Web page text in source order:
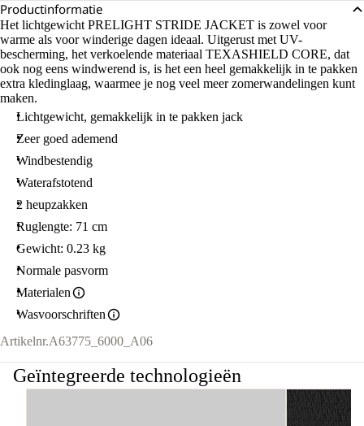
Productinformatie
Het lichtgewicht PRELIGHT STRIDE JACKET is zowel voor
warme als voor winderige dagen ideaal. Uitgerust met UV-
bescherming, het verkoelende materiaal TEXASHIELD CORE, dat
ook nog eens windwerend is, is het een heel gemakkelijk in te pakken
extra kledinglaag, waarmee je nog veel meer zomerwandelingen kunt
maken.
Lichtgewicht, gemakkelijk in te pakken jack
Zeer goed ademend
Windbestendig
Waterafstotend
2 heupzakken
Ruglengte: 71 cm
Gewicht: 0.23 kg
Normale pasvorm
Materialen
Wasvoorschriften
Artikelnr.A63775_6000_A06
Geïntegreerde technologieën